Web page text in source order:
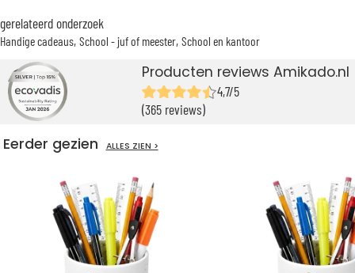
gerelateerd onderzoek
Handige cadeaus School - juf of meester School en kantoor
Producten reviews Amikado.nl
4,7/5
(365 reviews)
Eerder gezien ALLES ZIEN >